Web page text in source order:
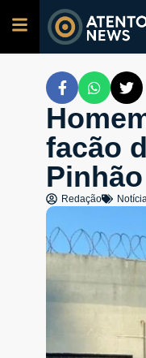
facão
Pinhão
Redação